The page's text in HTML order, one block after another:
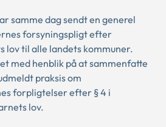
samme dag sendt en generel
forsyningspligt efter
lov til alle landets kommuner.
med henblik på at sammenfatte
praksis om
forpligtelser efter § 4 i
lov.